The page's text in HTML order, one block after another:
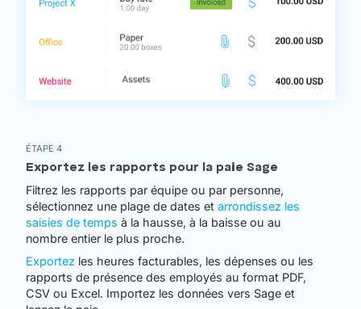
ÉTAPE 4
Exportez les rapports pour la paie Sage
Filtrez les rapports par équipe ou par personne,
sélectionnez une plage de dates et arrondissez les
saisies de temps à la hausse, à la baisse ou au
nombre entier le plus proche.
Exportez les heures facturables, les dépenses ou les
rapports de présence des employés au format PDF,
CSV ou Excel. Importez les données vers Sage et